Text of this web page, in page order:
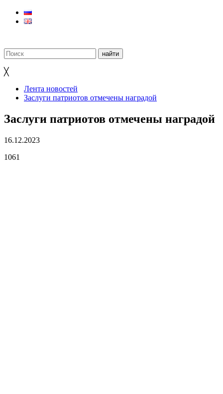
╳
Лента новостей
Заслуги патриотов отмечены наградой
Заслуги патриотов отмечены наградой
16.12.2023
1061